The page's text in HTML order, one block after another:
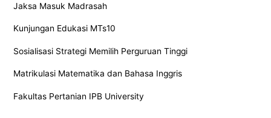
Jaksa Masuk Madrasah
Kunjungan Edukasi MTs10
Sosialisasi Strategi Memilih Perguruan Tinggi
Matrikulasi Matematika dan Bahasa Inggris
Fakultas Pertanian IPB University